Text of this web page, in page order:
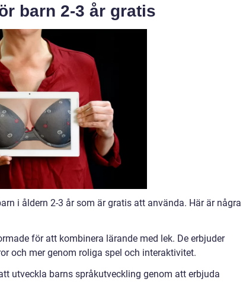
barn 2-3 år gratis
i åldern 2-3 år som är gratis att använda. Här är några
för att kombinera lärande med lek. De erbjuder
och mer genom roliga spel och interaktivitet.
utveckla barns språkutveckling genom att erbjuda